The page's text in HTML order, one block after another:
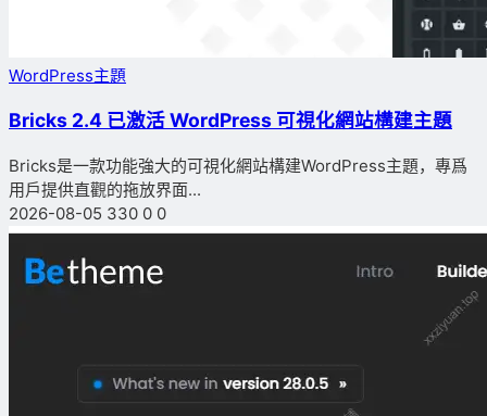
WordPress主題
Bricks 2.4 已激活 WordPress 可視化網站構建主題
Bricks是一款功能強大的可視化網站構建WordPress主題，專爲
用戶提供直觀的拖放界面...
2026-08-05 330 0 0